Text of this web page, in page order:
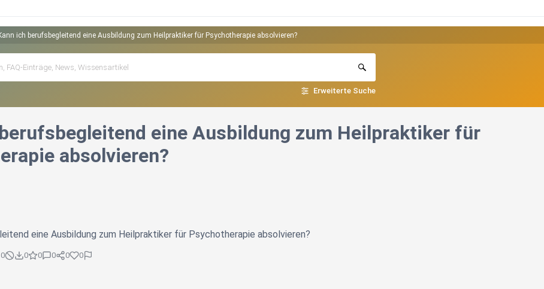
ich berufsbegleitend eine Ausbildung zum Heilpraktiker für Psychotherapie absolvieren?
Erweiterte Suche
eine Ausbildung zum Heilpraktiker für
absolvieren?
eine Ausbildung zum Heilpraktiker für Psychotherapie absolvieren?
0 0 0 0 0 0